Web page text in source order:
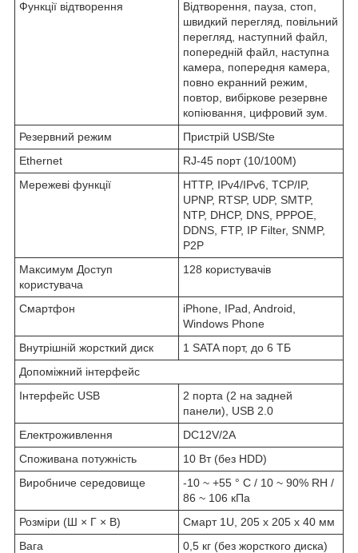
Функції відтворення
Відтворення, пауза, стоп,
швидкий перегляд, повільний
перегляд, наступний файл,
попередній файл, наступна
камера, попередня камера,
повно екранний режим,
повтор, вибіркове резервне
копіювання, цифровий зум.
Резервний режим
Пристрій USB/Ste
Ethernet
RJ-45 порт (10/100M)
Мережеві функції
HTTP, IPv4/IPv6, TCP/IP,
UPNP, RTSP, UDP, SMTP,
NTP, DHCP, DNS, PPPOE,
DDNS, FTP, IP Filter, SNMP,
P2P
Максимум Доступ
користувача
128 користувачів
Смартфон
iPhone, IPad, Android,
Windows Phone
Внутрішній жорсткий диск
1 SATA порт, до 6 ТБ
Допоміжний інтерфейс
Інтерфейс USB
2 порта (2 на задней
панели), USB 2.0
Електроживлення
DC12V/2A
Споживана потужність
10 Вт (без HDD)
Виробниче середовище
-10 ~ +55 ° C / 10 ~ 90% RH /
86 ~ 106 кПа
Розміри (Ш × Г × В)
Смарт 1U, 205 x 205 x 40 мм
Вага
0,5 кг (без жорсткого диска)